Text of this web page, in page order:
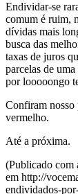
Endividar-se
comum é ruim,
dívidas mais
busca das
taxas de juros
parcelas de
por looooongo
Confiram nosso
vermelho.
Até a próxima.
(Publicado com
em http://
endividados-